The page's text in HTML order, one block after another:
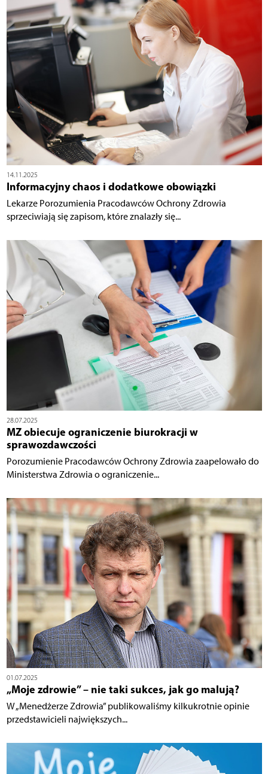
14.11.2025
Informacyjny chaos i dodatkowe obowiązki
Lekarze Porozumienia Pracodawców Ochrony Zdrowia
sprzeciwiają się zapisom, które znalazły się...
28.07.2025
MZ obiecuje ograniczenie biurokracji w
sprawozdawczości
Porozumienie Pracodawców Ochrony Zdrowia zaapelowało do
Ministerstwa Zdrowia o ograniczenie...
01.07.2025
„Moje zdrowie” – nie taki sukces, jak go malują?
W „Menedżerze Zdrowia” publikowaliśmy kilkukrotnie opinie
przedstawicieli największych...